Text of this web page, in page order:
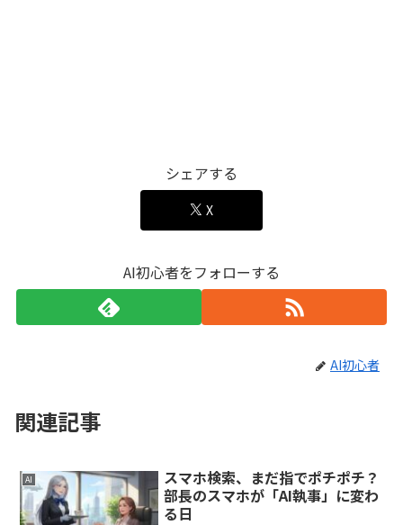
シェアする
X
AI初心者をフォローする
AI初心者
関連記事
AI
スマホ検索、まだ指でポチポチ？
部長のスマホが「AI執事」に変わ
る日